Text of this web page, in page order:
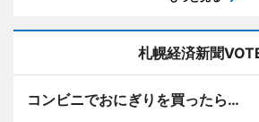
札幌経済新聞
コンビニでおにぎりを買ったら…